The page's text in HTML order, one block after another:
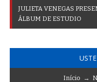
JULIETA VENEGAS PRESE
ÁLBUM DE ESTUDIO
Início →